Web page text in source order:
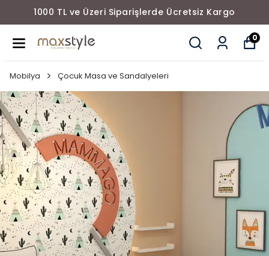
1000 TL ve Üzeri Siparişlerde Ücretsiz Kargo
0
Mobilya Çocuk Masa ve Sandalyeleri